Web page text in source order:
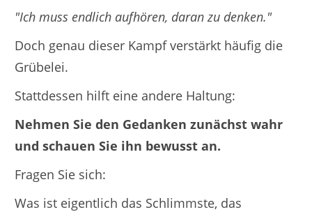
"Ich muss endlich aufhören, daran zu denken."
Doch genau dieser Kampf verstärkt häufig die
Grübelei.
Stattdessen hilft eine andere Haltung:
Nehmen Sie den Gedanken zunächst wahr
und schauen Sie ihn bewusst an.
Fragen Sie sich:
Was ist eigentlich das Schlimmste, das